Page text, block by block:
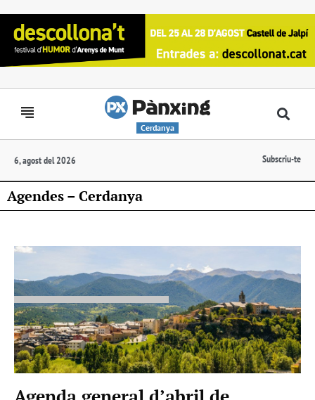
Cerdanya
6, agost del 2026 Subscriu-te
Agendes – Cerdanya